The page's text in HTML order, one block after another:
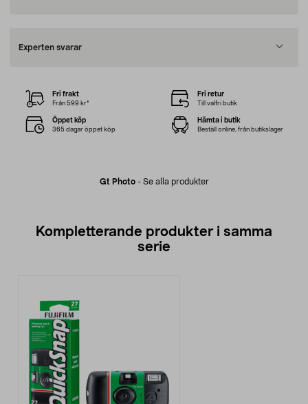
Experten svarar
Gt Photo- Se alla produkter
Fri frakt
Från 599 kr*
Fri retur
Till valfri butik
Öppet köp
365 dagar öppet köp
Hämta i butik
Beställ online, från butikslager
Kompletterande produkter i samma
serie